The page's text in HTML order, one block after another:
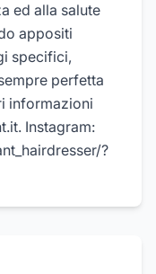
ed alla salute
appositi
specifici,
perfetta
informazioni
Instagram:
?